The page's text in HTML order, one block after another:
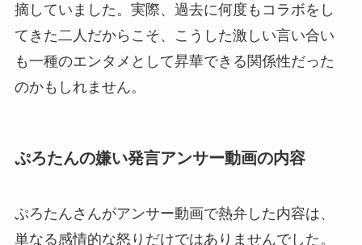
摘していました。実際、過去に何度もコラボをし
てきた二人だからこそ、こうした激しい言い合い
も一種のエンタメとして昇華できる関係性だった
のかもしれません。
ぷろたんの嫌い発言アンサー動画の内容
ぷろたんさんがアンサー動画で熱弁した内容は、
単なる感情的な怒りだけではありませんでした。